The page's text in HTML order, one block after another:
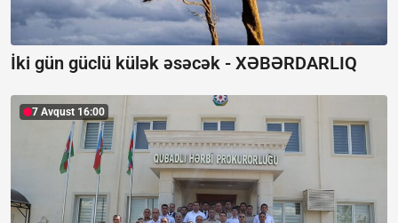
İki gün güclü külək əsəcək - XƏBƏRDARLIQ
7 Avqust 16:00